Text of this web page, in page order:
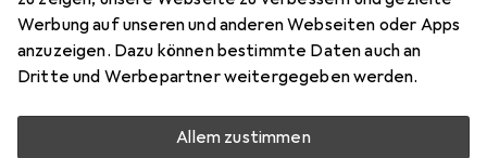
Werbung auf unseren und anderen Webseiten oder Apps
anzuzeigen. Dazu können bestimmte Daten auch an
Dritte und Werbepartner weitergegeben werden.
Allem zustimmen
Bewertungen Marke
Mehr von Dipos
Mi, 12.8. geliefert
Mehr als 10 Stück an Lager beim Drittanbieter